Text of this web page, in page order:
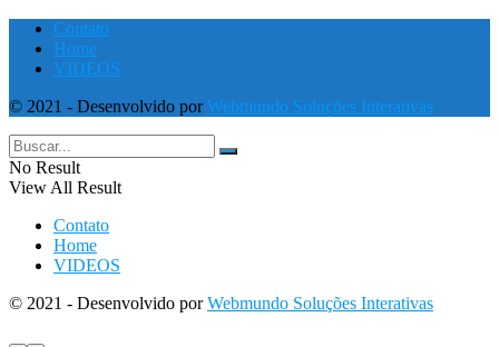
Contato
Home
VIDEOS
© 2021 - Desenvolvido porWebmundo Soluções Interativas
No Result
View All Result
Contato
Home
VIDEOS
© 2021 - Desenvolvido porWebmundo Soluções Interativas